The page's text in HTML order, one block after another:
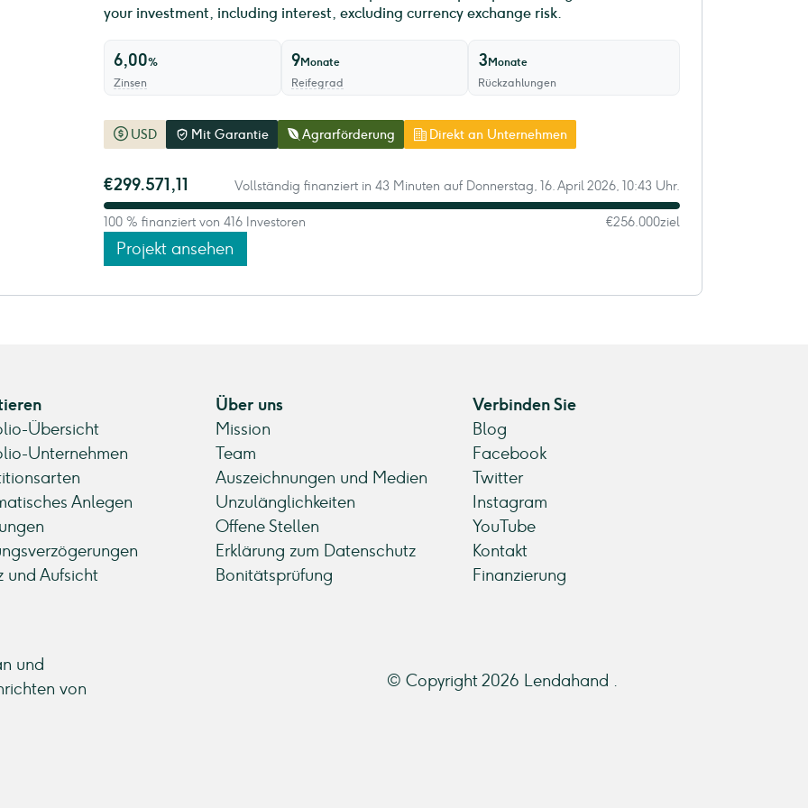
your investment, including interest, excluding currency exchange risk.
6,00%
Zinsen
9Monate
Reifegrad
3 Monate
Rückzahlungen
USD Mit Garantie Agrarförderung Direkt an Unternehmen
€299.571,11 Vollständig finanziert in 43 Minuten auf Donnerstag, 16. April 2026, 10:43 Uhr.
100 % finanziert von 416 Investoren €256.000ziel
Projekt ansehen
Übersicht
Unternehmen
Anlegen
und Aufsicht
Über uns
Mission
Team
Auszeichnungen und Medien
Unzulänglichkeiten
Offene Stellen
Erklärung zum Datenschutz
Bonitätsprüfung
Verbinden Sie
Blog
Facebook
Twitter
Instagram
YouTube
Kontakt
Finanzierung
und
von
© Copyright 2026 Lendahand .